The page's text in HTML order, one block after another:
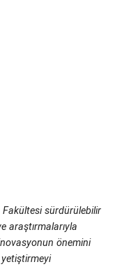
Fakültesi sürdürülebilir
araştırmalarıyla
önemini
yetiştirmeyi